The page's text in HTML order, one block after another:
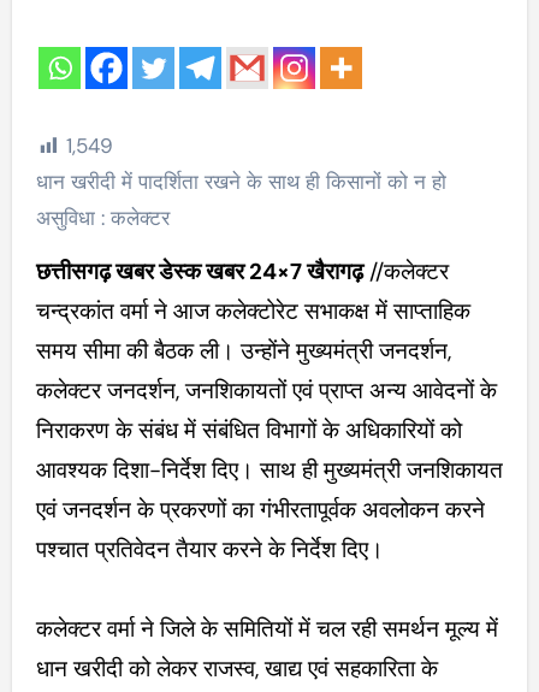
1,549
धान खरीदी में पादर्शिता रखने के साथ ही किसानों को न हो
असुविधा : कलेक्टर
छत्तीसगढ़ खबर डेस्क खबर 24×7 खैरागढ़//कलेक्टर
चन्द्रकांत वर्मा ने आज कलेक्टोरेट सभाकक्ष में साप्ताहिक
समय सीमा की बैठक ली। उन्होंने मुख्यमंत्री जनदर्शन,
कलेक्टर जनदर्शन, जनशिकायतों एवं प्राप्त अन्य आवेदनों के
निराकरण के संबंध में संबंधित विभागों के अधिकारियों को
आवश्यक दिशा-निर्देश दिए। साथ ही मुख्यमंत्री जनशिकायत
एवं जनदर्शन के प्रकरणों का गंभीरतापूर्वक अवलोकन करने
पश्चात प्रतिवेदन तैयार करने के निर्देश दिए।
कलेक्टर वर्मा ने जिले के समितियों में चल रही समर्थन मूल्य में
धान खरीदी को लेकर राजस्व, खाद्य एवं सहकारिता के